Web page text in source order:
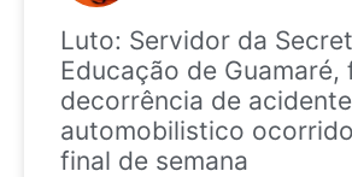
Luto: Servidor da
Educação de Guamaré,
decorrência de acidente
automobilistico
final de semana